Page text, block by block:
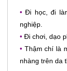
• Đi học, đi
nghiệp.
• Đi chơi, dạo
• Thậm chí là
nhàng trên da